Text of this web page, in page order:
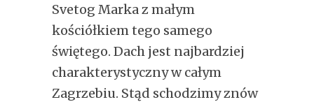
Svetog Marka z małym
kościółkiem tego samego
świętego. Dach jest najbardziej
charakterystyczny w całym
Zagrzebiu. Stąd schodzimy znów